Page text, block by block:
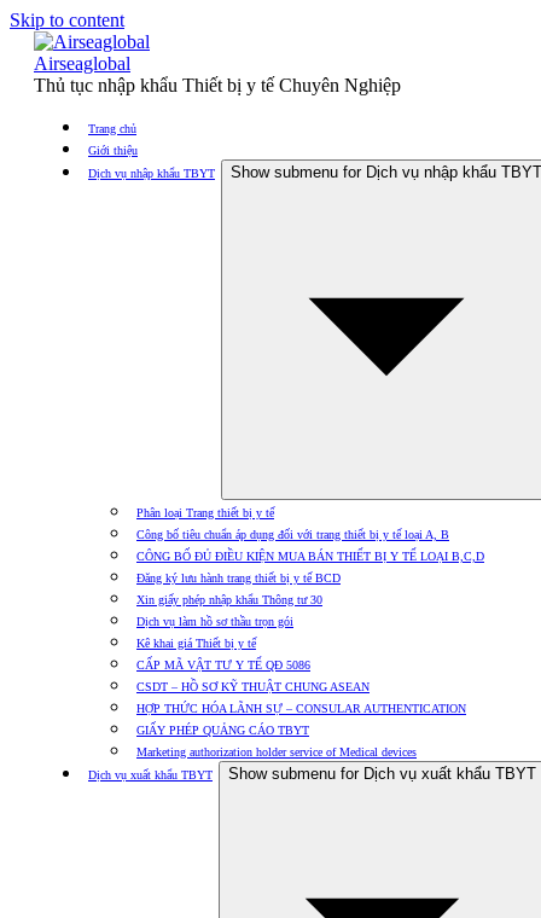
Skip to content
Airseaglobal
Thủ tục nhập khẩu Thiết bị y tế Chuyên Nghiệp
Trang chủ
Giới thiệu
Dịch vụ nhập khẩu TBYT
Show submenu for Dịch vụ nhập khẩu TBYT
Phân loại Trang thiết bị y tế
Công bố tiêu chuẩn áp dụng đối với trang thiết bị y tế loại A, B
CÔNG BỐ ĐỦ ĐIỀU KIỆN MUA BÁN THIẾT BỊ Y TẾ LOẠI B,C,D
Đăng ký lưu hành trang thiết bị y tế BCD
Xin giấy phép nhập khẩu Thông tư 30
Dịch vụ làm hồ sơ thầu trọn gói
Kê khai giá Thiết bị y tế
CẤP MÃ VẬT TƯ Y TẾ QĐ 5086
CSDT – HỒ SƠ KỸ THUẬT CHUNG ASEAN
HỢP THỨC HÓA LÃNH SỰ – CONSULAR AUTHENTICATION
GIẤY PHÉP QUẢNG CÁO TBYT
Marketing authorization holder service of Medical devices
Dịch vụ xuất khẩu TBYT
Show submenu for Dịch vụ xuất khẩu TBYT